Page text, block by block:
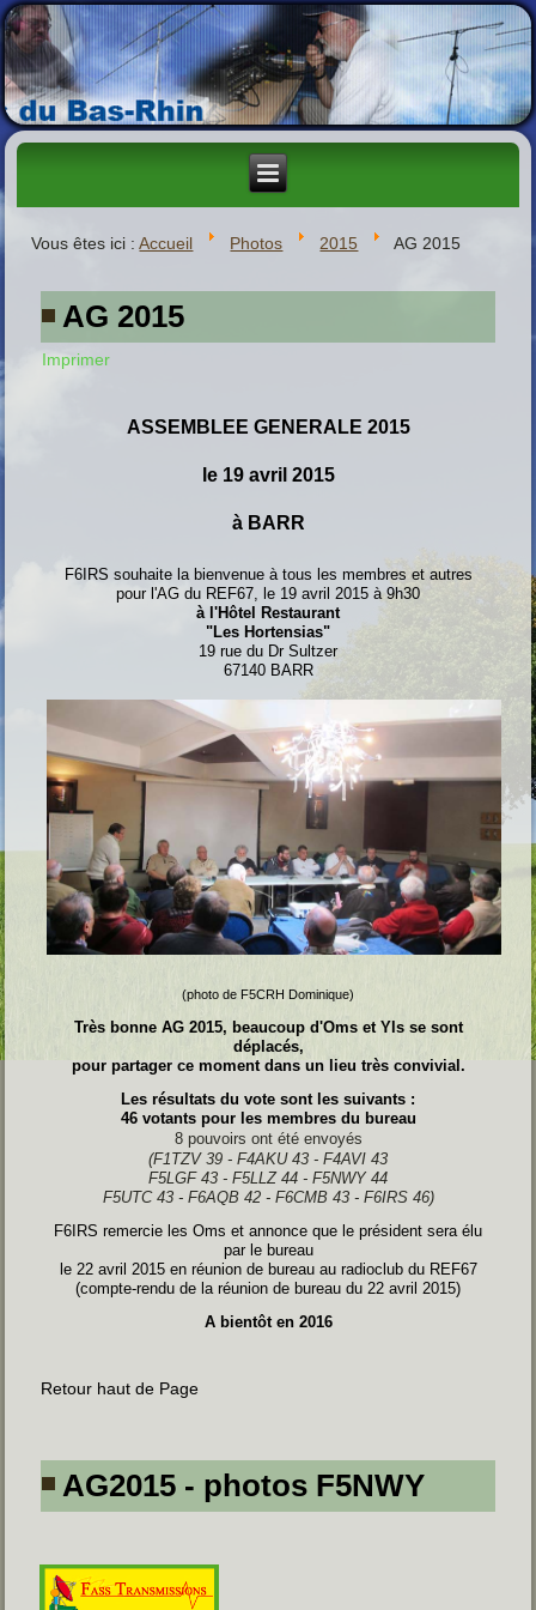
Vous êtes ici :Accueil Photos 2015 AG 2015
AG 2015
Imprimer
ASSEMBLEE GENERALE 2015
le 19 avril 2015
à BARR
F6IRS souhaite la bienvenue à tous les membres et autres
pour l'AG du REF67, le 19 avril 2015 à 9h30
à l'Hôtel Restaurant
"Les Hortensias"
19 rue du Dr Sultzer
67140 BARR
(photo de F5CRH Dominique)
Très bonne AG 2015, beaucoup d'Oms et Yls se sont
déplacés,
pour partager ce moment dans un lieu très convivial.
Les résultats du vote sont les suivants :
46 votants pour les membres du bureau
8 pouvoirs ont été envoyés
(F1TZV 39 - F4AKU 43 - F4AVI 43
F5LGF 43 - F5LLZ 44 - F5NWY 44
F5UTC 43 - F6AQB 42 - F6CMB 43 - F6IRS 46)
F6IRS remercie les Oms et annonce que le président sera élu
par le bureau
le 22 avril 2015 en réunion de bureau au radioclub du REF67
(compte-rendu de la réunion de bureau du 22 avril 2015)
A bientôt en 2016
Retour haut de Page
AG2015 - photos F5NWY